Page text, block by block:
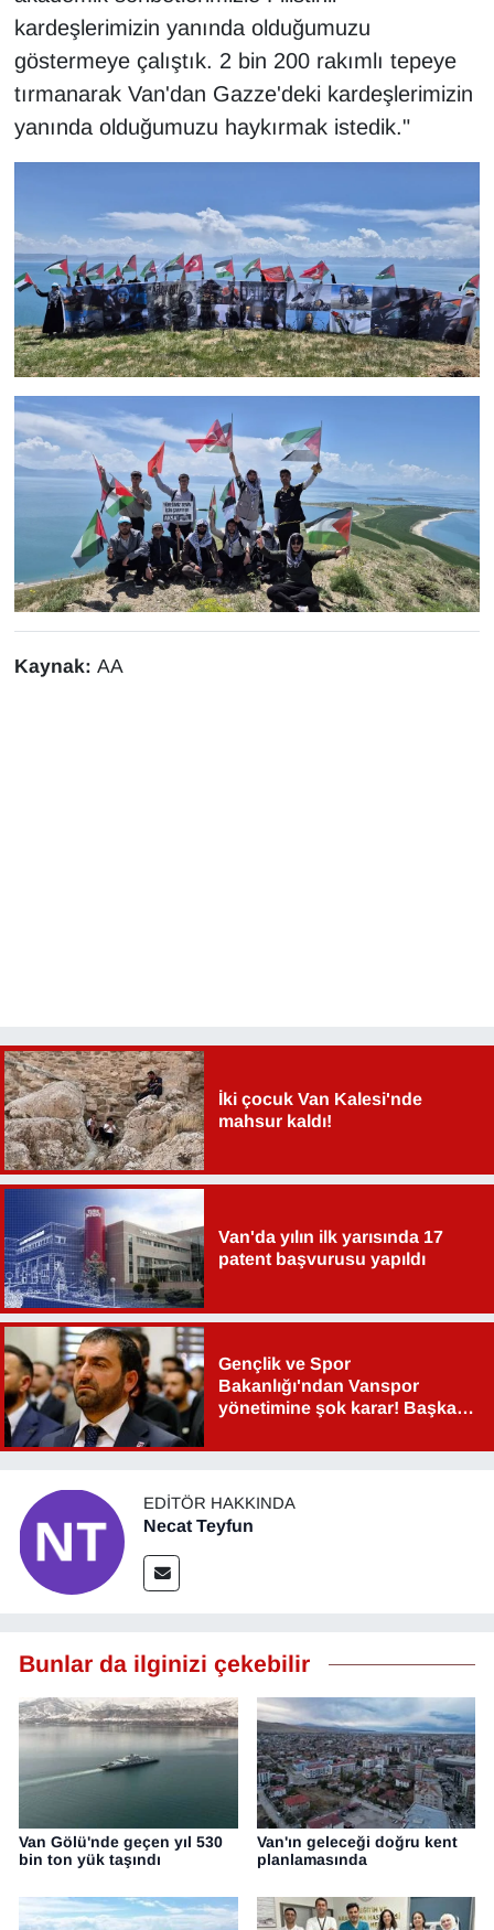
kardeşlerimizin yanında olduğumuzu
göstermeye çalıştık. 2 bin 200 rakımlı tepeye
tırmanarak Van'dan Gazze'deki kardeşlerimizin
yanında olduğumuzu haykırmak istedik."
Kaynak: AA
İki çocuk Van Kalesi'nde
mahsur kaldı!
Van'da yılın ilk yarısında 17
patent başvurusu yapıldı
Gençlik ve Spor
Bakanlığı'ndan Vanspor
yönetimine şok karar! Başkan
EDITÖR HAKKINDA
Necat Teyfun
Bunlar da ilginizi çekebilir
Van Gölü'nde geçen yıl 530
bin ton yük taşındı
Van'ın geleceği doğru kent
planlamasında
YEREL